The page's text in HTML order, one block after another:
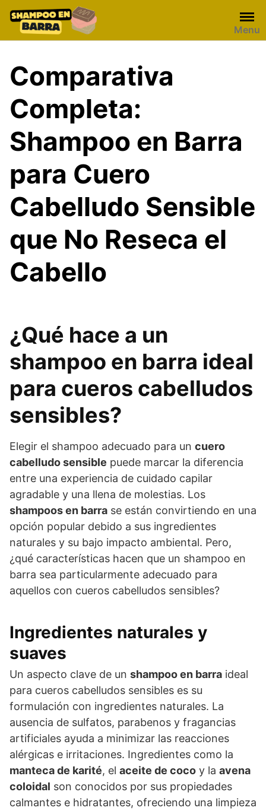
content
Menu
Comparativa
Completa:
Shampoo en Barra
para Cuero
Cabelludo Sensible
que No Reseca el
Cabello
¿Qué hace a un
shampoo en barra ideal
para cueros cabelludos
sensibles?
Elegir el shampoo adecuado para un cuero
cabelludo sensible puede marcar la diferencia
entre una experiencia de cuidado capilar
agradable y una llena de molestias. Los
shampoos en barra se están convirtiendo en una
opción popular debido a sus ingredientes
naturales y su bajo impacto ambiental. Pero,
¿qué características hacen que un shampoo en
barra sea particularmente adecuado para
aquellos con cueros cabelludos sensibles?
Ingredientes naturales y
suaves
Un aspecto clave de un shampoo en barra ideal
para cueros cabelludos sensibles es su
formulación con ingredientes naturales. La
ausencia de sulfatos, parabenos y fragancias
artificiales ayuda a minimizar las reacciones
alérgicas e irritaciones. Ingredientes como la
manteca de karité, el aceite de coco y la avena
coloidal son conocidos por sus propiedades
calmantes e hidratantes, ofreciendo una limpieza